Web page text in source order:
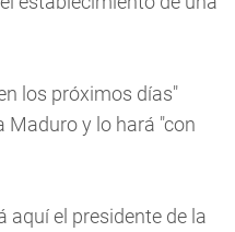
los próximos días"
Maduro y lo hará "con
aquí el presidente de la